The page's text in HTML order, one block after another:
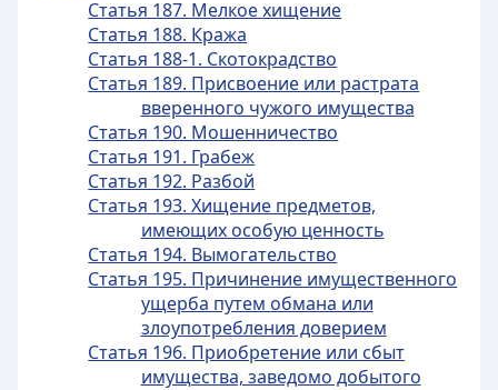
Статья 187. Мелкое хищение
Статья 188. Кража
Статья 188-1. Скотокрадство
Статья 189. Присвоение или растрата
вверенного чужого имущества
Статья 190. Мошенничество
Статья 191. Грабеж
Статья 192. Разбой
Статья 193. Хищение предметов,
имеющих особую ценность
Статья 194. Вымогательство
Статья 195. Причинение имущественного
ущерба путем обмана или
злоупотребления доверием
Статья 196. Приобретение или сбыт
имущества, заведомо добытого